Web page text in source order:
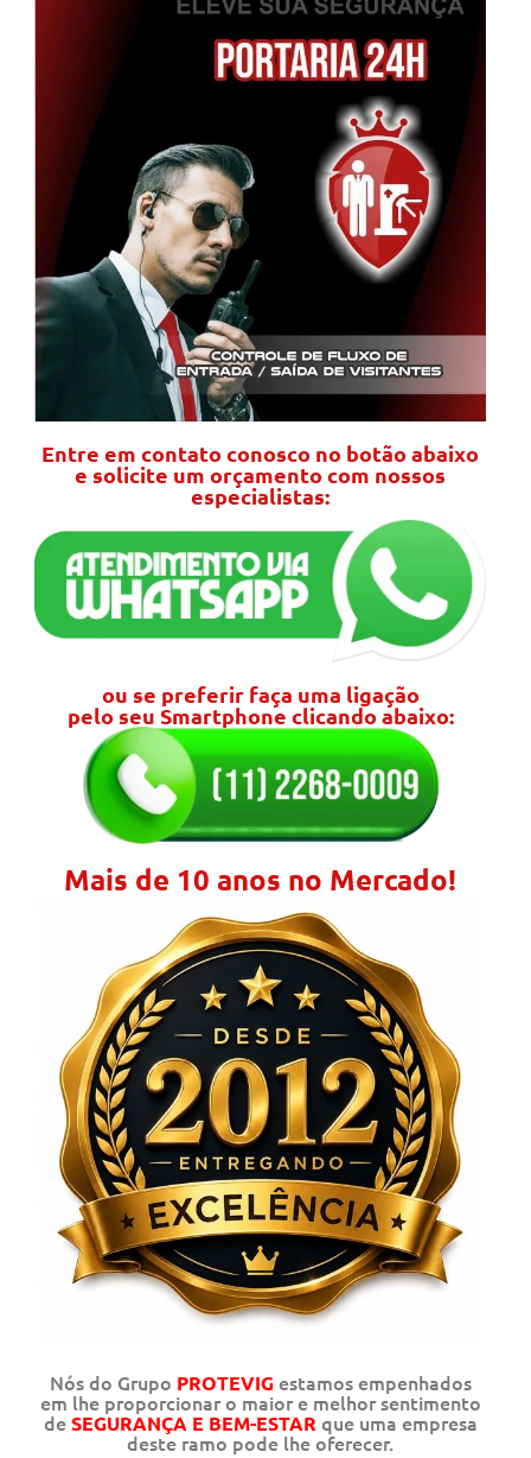
Entre em contato conosco no botão abaixo
e solicite um orçamento com nossos
especialistas:
ou se preferir faça uma ligação
pelo seu Smartphone clicando abaixo:
Mais de 10 anos no Mercado!
Nós do Grupo PROTEVIGestamos empenhados
em lhe proporcionar o maior e melhor sentimento
deSEGURANÇA E BEM-ESTAR que uma empresa
deste ramo pode lhe oferecer.